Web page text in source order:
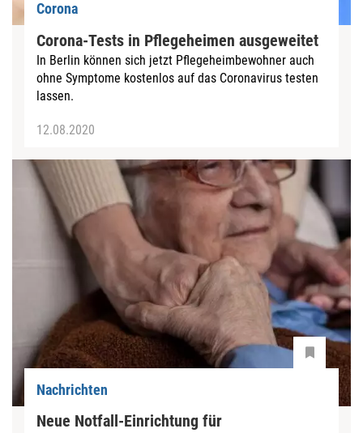
Corona
Corona-Tests in Pflegeheimen ausgeweitet
In Berlin können sich jetzt Pflegeheimbewohner auch
ohne Symptome kostenlos auf das Coronavirus testen
lassen.
12.08.2020
Nachrichten
Neue Notfall-Einrichtung für